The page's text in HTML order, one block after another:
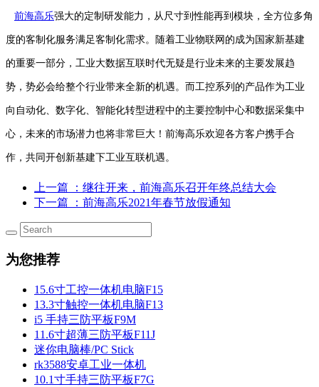
前海高乐强大的定制研发能力，从尺寸到性能再到模块，全方位多角
度的客制化服务满足客制化需求。随着工业物联网的成为国家新基建
的重要一部分，工业大数据互联时代无疑是行业未来的主要发展趋
势，势必会给整个行业带来全新的机遇。而工控系列的产品作为工业
向自动化、数字化、智能化转型进程中的主要控制中心和数据采集中
心，未来的市场潜力也将非常巨大！前海高乐欢迎各方客户携手合
作，共同开创新基建下工业互联机遇。
上一篇
：继往开来，前海高乐召开年终总结大会
下一篇
：前海高乐2021年春节放假通知
为您推荐
15.6寸工控一体机电脑F15
13.3寸触控一体机电脑F13
i5 手持三防平板F9M
11.6寸超薄三防平板F11J
迷你电脑棒/PC Stick
rk3588安卓工业一体机
10.1寸手持三防平板F7G